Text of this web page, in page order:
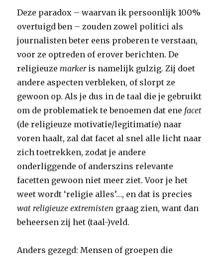
Deze paradox – waarvan ik persoonlijk 100%
overtuigd ben – zouden zowel politici als
journalisten beter eens proberen te verstaan,
voor ze optreden of erover berichten. De
religieuzemarkeris namelijk gulzig. Zij doet
andere aspecten verbleken, of slorpt ze
gewoon op. Als je dus in de taal die je gebruikt
om de problematiek te benoemen dat ene facet
(de religieuze motivatie/legitimatie) naar
voren haalt, zal dat facet al snel alle licht naar
zich toetrekken, zodat je andere
onderliggende of anderszins relevante
facetten gewoon niet meer ziet. Voor je het
weet wordt ‘religie alles’…, en dat is precies
wat religieuze extremisten graag zien, want dan
beheersen zij het (taal-)veld.
Anders gezegd: Mensen of groepen die